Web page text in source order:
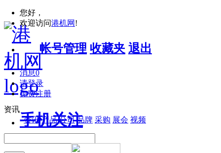
您好，
欢迎访问港机网 !
帐号管理 收藏夹 退出
消息0
请登录
免费注册
手机关注
资讯
资讯 产品 公司 品牌 采购 展会 视频